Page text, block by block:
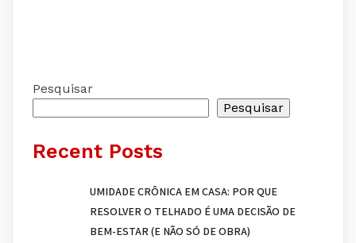
Pesquisar
Pesquisar
Recent Posts
UMIDADE CRÔNICA EM CASA: POR QUE
RESOLVER O TELHADO É UMA DECISÃO DE
BEM-ESTAR (E NÃO SÓ DE OBRA)